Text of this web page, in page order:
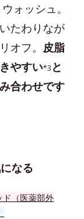
ォッシュ。
たわりなが
オフ。 皮脂
やすい*3 と
合わせです
なる
（医薬部外